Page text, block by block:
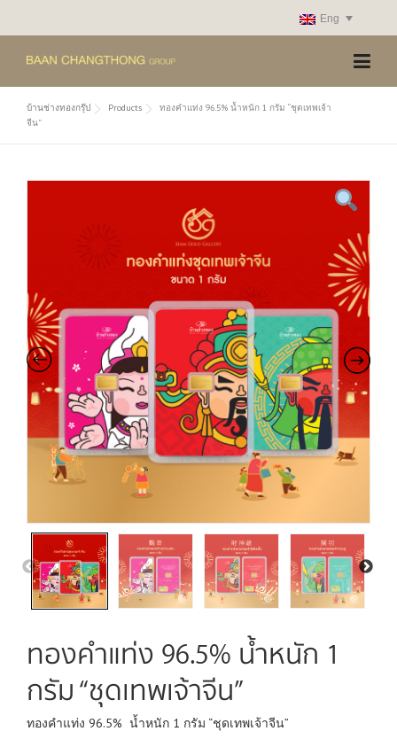
Eng
บ้านช่างทองกรุ๊ป Products
ทองคำแท่ง 96.5% น้ำหนัก 1 กรัม “ชุดเทพเจ้า
จีน”
ทองคำแท่ง 96.5% น้ำหนัก 1
กรัม “ชุดเทพเจ้าจีน”
ทองคำแท่ง 96.5% น้ำหนัก 1 กรัม “ชุดเทพเจ้าจีน”